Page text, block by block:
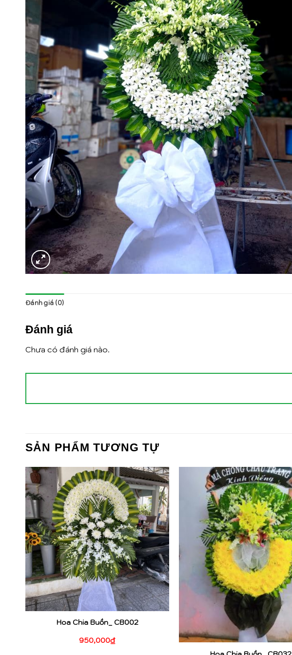
Đánh giá (0)
Đánh giá
Chưa có đánh giá nào.
SẢN PHẨM TƯƠNG TỰ
Hoa Chia Buồn_ CB002
950,000₫